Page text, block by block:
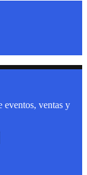
eventos, ventas y